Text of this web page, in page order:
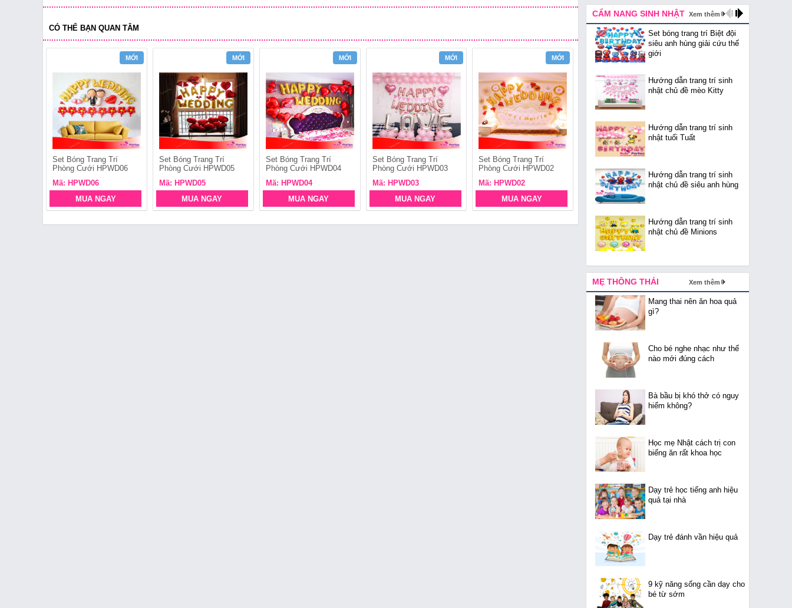
CÓ THỂ BẠN QUAN TÂM
MỚI
Set Bóng Trang Trí
Phòng Cưới HPWD06
Mã: HPWD06
MUA NGAY
MỚI
Set Bóng Trang Trí
Phòng Cưới HPWD05
Mã: HPWD05
MUA NGAY
MỚI
Set Bóng Trang Trí
Phòng Cưới HPWD04
Mã: HPWD04
MUA NGAY
MỚI
Set Bóng Trang Trí
Phòng Cưới HPWD03
Mã: HPWD03
MUA NGAY
MỚI
Set Bóng Trang Trí
Phòng Cưới HPWD02
Mã: HPWD02
MUA NGAY
MỚI
Set Bóng Trang Trí
Phòng Cưới SBC415
Mã: SBC415
MUA NGAY
Mã: SBC550
CẨM NANG SINH NHẬT Xem thêm
Set bóng trang trí Biệt đội
siêu anh hùng giải cứu thế
giới
Hướng dẫn trang trí sinh
nhật chủ đề mèo Kitty
Hướng dẫn trang trí sinh
nhật tuổi Tuất
Hướng dẫn trang trí sinh
nhật chủ đề siêu anh hùng
Hướng dẫn trang trí sinh
nhật chủ đề Minions
MẸ THÔNG THÁI Xem thêm
Mang thai nên ăn hoa quả
gì?
Cho bé nghe nhạc như thế
nào mới đúng cách
Bà bầu bị khó thở có nguy
hiểm không?
Học mẹ Nhật cách trị con
biếng ăn rất khoa học
Dạy trẻ học tiếng anh hiệu
quả tại nhà
Dạy trẻ đánh vần hiệu quả
9 kỹ năng sống cần dạy cho
bé từ sớm